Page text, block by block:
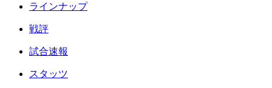
ラインナップ
戦評
試合速報
スタッツ